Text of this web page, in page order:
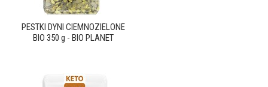
PESTKI DYNI CIEMNOZIELONE
BIO 350 g - BIO PLANET